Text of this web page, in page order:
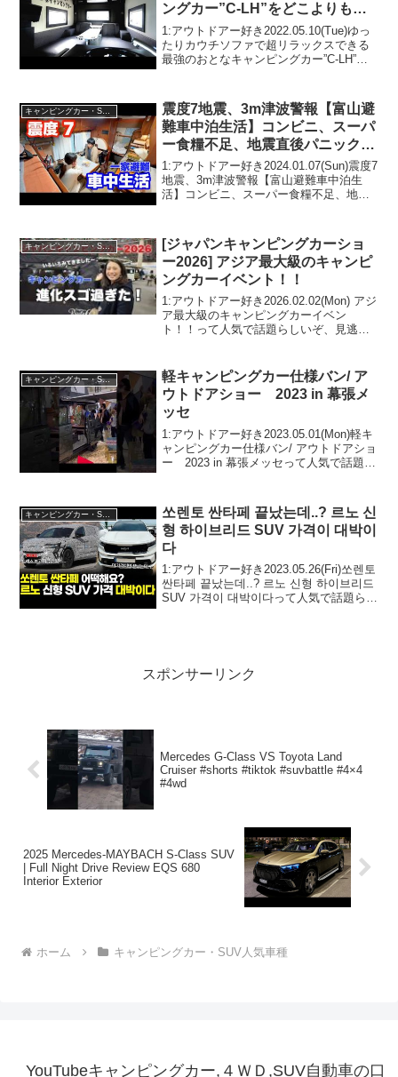
ングカー”C-LH”をどこよりも詳
しくご紹介！
1:アウトドアー好き2022.05.10(Tue)ゆっ
たりカウチソファで超リラックスできる
最強のおとなキャンピングカー”C-LH”を
ドアー好き2022.05.10(T...
震度7地震、3m津波警報【富山避
難車中泊生活】コンビニ、スーパ
ー食糧不足、地震直後パニック状
態からリアルな映像記録 | 2024年
1月1日能登半島地震
1:アウトドアー好き2024.01.07(Sun)震度7
地震、3m津波警報【富山避難車中泊生
活】コンビニ、スーパー食糧不足、地震
題らしいぞ、見逃さないで！！...
キャンピングカー・SUV人気車種
[ジャパンキャンピングカーショ
ー2026] アジア最大級のキャンピ
ングカーイベント！！
1:アウトドアー好き2026.02.02(Mon) アジ
ア最大級のキャンピングカーイベン
ト！！って人気で話題らしいぞ、見逃さ
アウトドアー好き2026.02....
キャンピングカー・SUV人気車種
軽キャンピングカー仕様バン/ ア
ウトドアショー 2023 in 幕張メ
ッセ
1:アウトドアー好き2023.05.01(Mon)軽キ
ャンピングカー仕様バン/ アウトドアショ
ー 2023 in 幕張メッセって人気で話題ら
す！3:ア...
쏘렌토 싼타페 끝났는데..? 르노 신
형 하이브리드 SUV 가격이 대박이
다
1:アウトドアー好き2023.05.26(Fri)쏘렌토
싼타페 끝났는데..? 르노 신형 하이브리드
SUV 가격이 대박이다って人気で話題らし
スポンサーリンク
Mercedes G-Class VS Toyota Land
Cruiser #shorts #tiktok #suvbattle #4×4
#4wd
2025 Mercedes-MAYBACH S-Class SUV
| Full Night Drive Review EQS 680
Interior Exterior
ホーム キャンピングカー・SUV人気車種
YouTubeキャンピングカー,４ＷＤ,SUV自動車の口